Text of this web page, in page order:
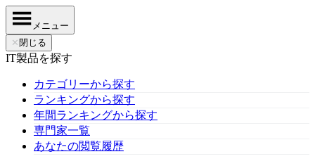
メニュー
✕ 閉じる
IT製品を探す
カテゴリーから探す
ランキングから探す
年間ランキングから探す
専門家一覧
あなたの閲覧履歴